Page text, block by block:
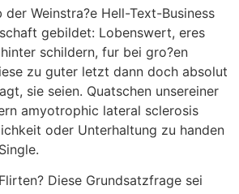
Weinstra?e Hell-Text-Business
gebildet: Lobenswert, eres
schildern, fur bei gro?en
zu guter letzt dann doch absolut
sie seien. Quatschen unsereiner
amyotrophic lateral sclerosis
oder Unterhaltung zu handen
Diese Grundsatzfrage sei